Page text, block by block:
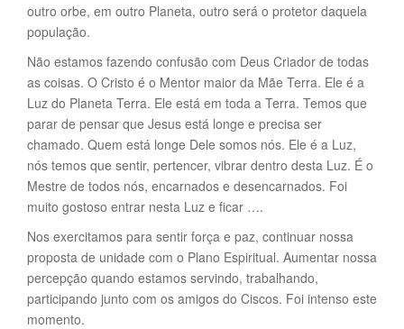
outro orbe, em outro Planeta, outro será o protetor daquela
população.
Não estamos fazendo confusão com Deus Criador de todas
as coisas. O Cristo é o Mentor maior da Mãe Terra. Ele é a
Luz do Planeta Terra. Ele está em toda a Terra. Temos que
parar de pensar que Jesus está longe e precisa ser
chamado. Quem está longe Dele somos nós. Ele é a Luz,
nós temos que sentir, pertencer, vibrar dentro desta Luz. É o
Mestre de todos nós, encarnados e desencarnados. Foi
muito gostoso entrar nesta Luz e ficar ….
Nos exercitamos para sentir força e paz, continuar nossa
proposta de unidade com o Plano Espiritual. Aumentar nossa
percepção quando estamos servindo, trabalhando,
participando junto com os amigos do Ciscos. Foi intenso este
momento.